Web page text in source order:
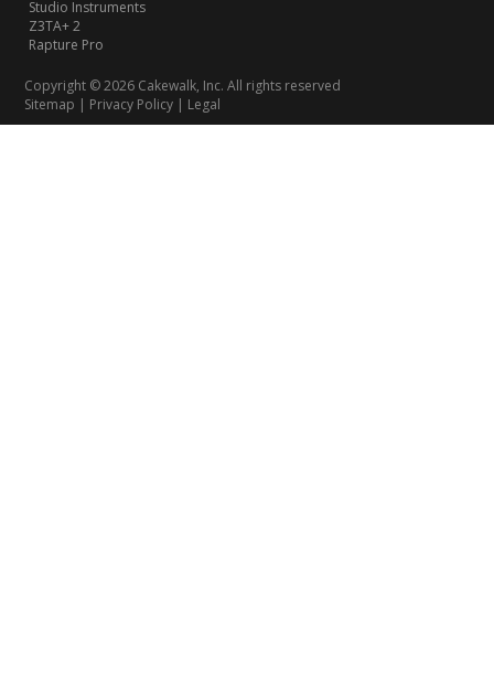
Studio Instruments
Z3TA+ 2
Rapture Pro
Copyright © 2026 Cakewalk, Inc. All rights reserved
Sitemap | Privacy Policy | Legal